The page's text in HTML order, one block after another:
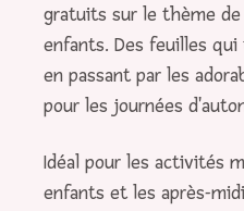
gratuits sur le thème
enfants. Des feuilles
en passant par les
pour les journées
Idéal pour les activités
enfants et les après-